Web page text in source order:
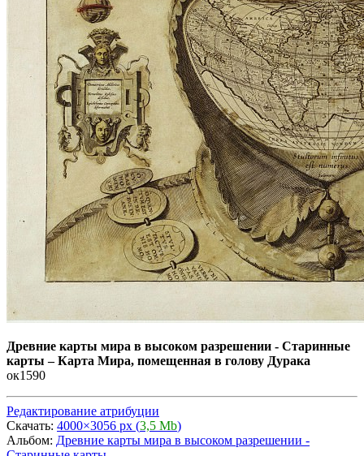
Древние карты мира в высоком разрешении - Старинные
карты –Карта Мира, помещенная в голову Дурака
ок1590
Редактирование атрибуции
Скачать: 4000×3056 px (3,5 Mb)
Альбом: Древние карты мира в высоком разрешении -